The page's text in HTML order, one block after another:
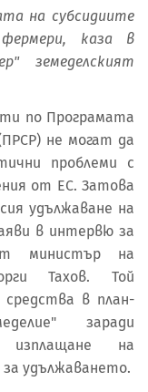
на субсидиите
каза в
земеделският
по Програмата
не могат да
проблеми с
от ЕС. Затова
удължаване на
в интервю за
министър на
Тахов. Той
в план-
заради
на
удължаването.